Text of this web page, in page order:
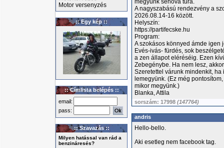
Motor versenyzés
:: Egy kép ::
:: Címlista belépés ::
email:
pass:
:: Szavazás ::
Milyen hatással van rád a
benzináresés?
megyünk sehova túra.
A nagyszabású rendezvény a
2026.08.14-16 között.
Helyszín:
https://partifecske.hu
Program:
A szokásos könnyed ámde igen
Evés-ivás- fürdés, sok
a zen állapot eléréséig. Ezen
Zebegénybe. Ha nem lesz,
Szeretettel várunk mindenkit,
lemegyünk. (Ez még
mikor megyünk.)
Blanka, Attila
sorszám: 17998 (147764)
andris
Hello-bello.
Aki esetleg nem facebook tag.